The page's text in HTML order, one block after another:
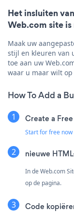
Het insluiten
Web.com site
Maak uw
stijl en kleuren van
toe aan uw
waar u maar wilt
How To Add a
Create a
Start for free now
nieuwe
In de Web.com
op de pagina.
Code